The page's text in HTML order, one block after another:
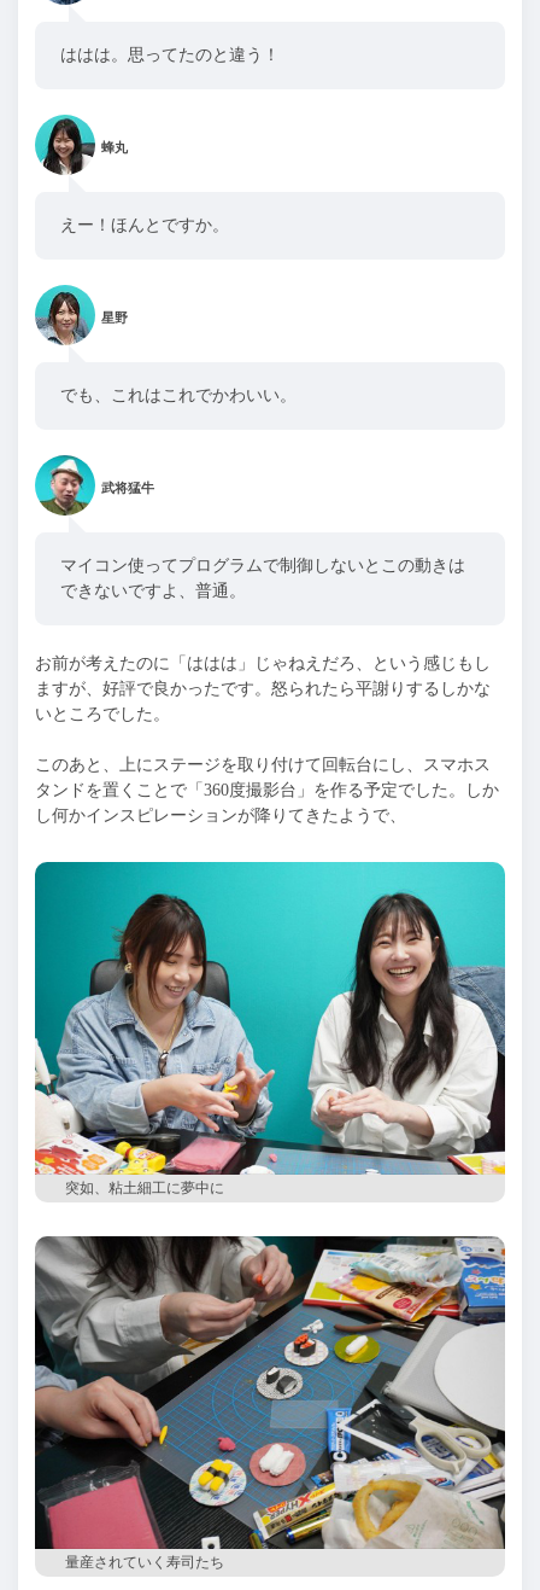
ははは。思ってたのと違う！
蜂丸
えー！ほんとですか。
星野
でも、これはこれでかわいい。
武将猛牛
マイコン使ってプログラムで制御しないとこの動きは
できないですよ、普通。
お前が考えたのに「ははは」じゃねえだろ、という感じもし
ますが、好評で良かったです。怒られたら平謝りするしかな
いところでした。
このあと、上にステージを取り付けて回転台にし、スマホス
タンドを置くことで「360度撮影台」を作る予定でした。しか
し何かインスピレーションが降りてきたようで、
突如、粘土細工に夢中に
量産されていく寿司たち